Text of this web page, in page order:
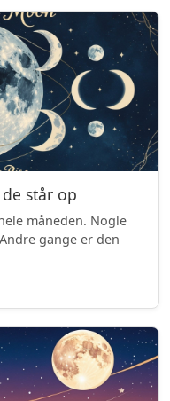
står op
måneden. Nogle
gange er den